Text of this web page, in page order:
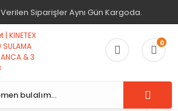
Verilen Siparişler Aynı Gün Kargoda.
0